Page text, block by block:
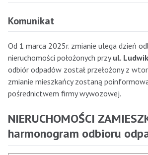
Komunikat
Od 1 marca 2025r. zmianie ulega dzień
nieruchomości położonych przyul.
odbiór odpadów został przełożony z
zmianie mieszkańcy zostaną
pośrednictwem firmy wywozowej.
NIERUCHOMOŚCI
harmonogram odbioru